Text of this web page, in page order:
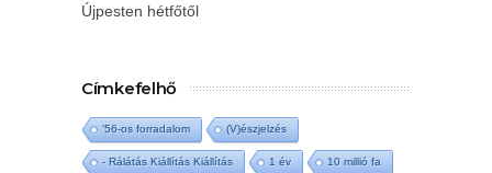
Újpesten hétfőtől
Címkefelhő
'56-os forradalom (V)észjelzés
- Rálátás Kiállítás Kiállítás 1 év 10 millió fa